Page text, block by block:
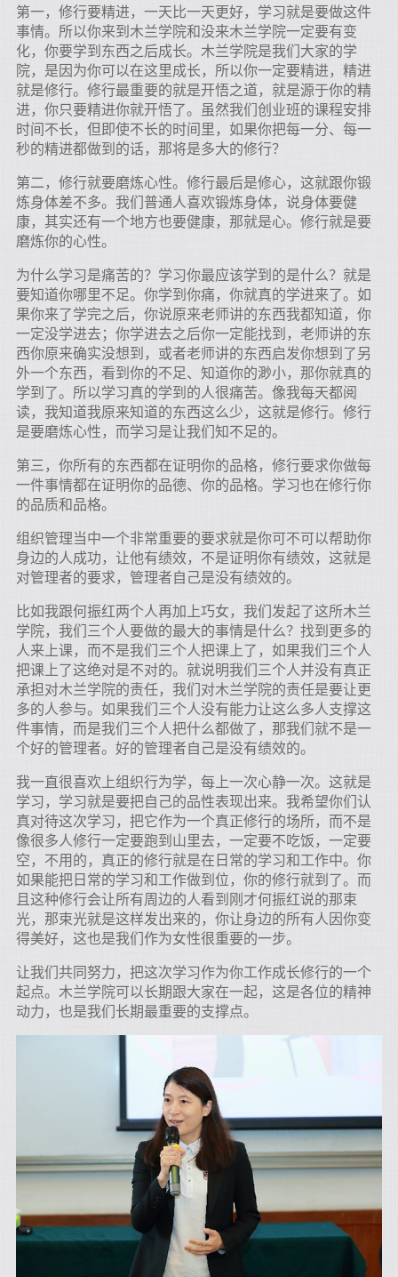
第一，修行要精进，一天比一天更好，学习就是要做这件
事情。所以你来到木兰学院和没来木兰学院一定要有变
化，你要学到东西之后成长。木兰学院是我们大家的学
院，是因为你可以在这里成长，所以你一定要精进，精进
就是修行。修行最重要的就是开悟之道，就是源于你的精
进，你只要精进你就开悟了。虽然我们创业班的课程安排
时间不长，但即使不长的时间里，如果你把每一分、每一
秒的精进都做到的话，那将是多大的修行？
第二，修行就要磨炼心性。修行最后是修心，这就跟你锻
炼身体差不多。我们普通人喜欢锻炼身体，说身体要健
康，其实还有一个地方也要健康，那就是心。修行就是要
磨炼你的心性。
为什么学习是痛苦的？学习你最应该学到的是什么？就是
要知道你哪里不足。你学到你痛，你就真的学进来了。如
果你来了学完之后，你说原来老师讲的东西我都知道，你
一定没学进去；你学进去之后你一定能找到，老师讲的东
西你原来确实没想到，或者老师讲的东西启发你想到了另
外一个东西，看到你的不足、知道你的渺小，那你就真的
学到了。所以学习真的学到的人很痛苦。像我每天都阅
读，我知道我原来知道的东西这么少，这就是修行。修行
是要磨炼心性，而学习是让我们知不足的。
第三，你所有的东西都在证明你的品格，修行要求你做每
一件事情都在证明你的品德、你的品格。学习也在修行你
的品质和品格。
组织管理当中一个非常重要的要求就是你可不可以帮助你
身边的人成功，让他有绩效，不是证明你有绩效，这就是
对管理者的要求，管理者自己是没有绩效的。
比如我跟何振红两个人再加上巧女，我们发起了这所木兰
学院，我们三个人要做的最大的事情是什么？找到更多的
人来上课，而不是我们三个人把课上了，如果我们三个人
把课上了这绝对是不对的。就说明我们三个人并没有真正
承担对木兰学院的责任，我们对木兰学院的责任是要让更
多的人参与。如果我们三个人没有能力让这么多人支撑这
件事情，而是我们三个人把什么都做了，那我们就不是一
个好的管理者。好的管理者自己是没有绩效的。
我一直很喜欢上组织行为学，每上一次心静一次。这就是
学习，学习就是要把自己的品性表现出来。我希望你们认
真对待这次学习，把它作为一个真正修行的场所，而不是
像很多人修行一定要跑到山里去，一定要不吃饭，一定要
空，不用的，真正的修行就是在日常的学习和工作中。你
如果能把日常的学习和工作做到位，你的修行就到了。而
且这种修行会让所有周边的人看到刚才何振红说的那束
光，那束光就是这样发出来的，你让身边的所有人因你变
得美好，这也是我们作为女性很重要的一步。
让我们共同努力，把这次学习作为你工作成长修行的一个
起点。木兰学院可以长期跟大家在一起，这是各位的精神
动力，也是我们长期最重要的支撑点。